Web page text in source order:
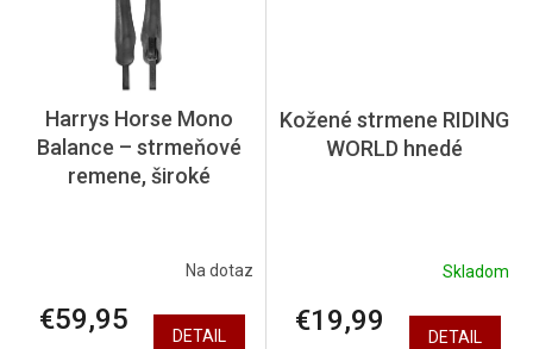
Harrys Horse Mono
Balance – strmeňové
remene, široké
Na dotaz
€59,95 DETAIL
Kožené strmene RIDING
WORLD hnedé
Skladom
€19,99 DETAIL